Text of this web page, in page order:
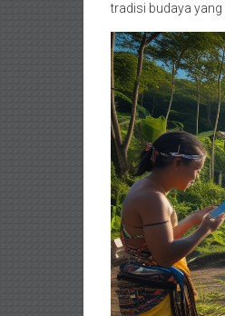
tradisi budaya yang